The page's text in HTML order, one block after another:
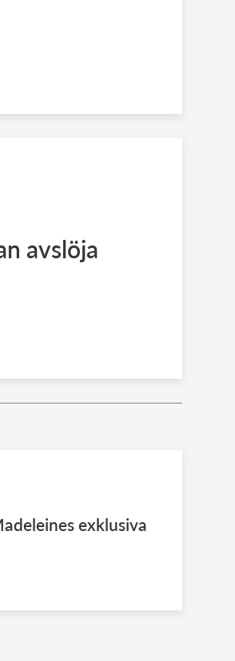
avslöja
exklusiva